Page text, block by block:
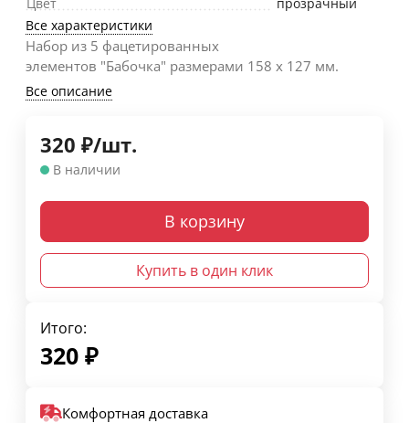
Цвет
прозрачный
Все характеристики
Набор из 5 фацетированных
элементов "Бабочка" размерами 158 х 127 мм.
Все описание
320 ₽/шт.
В наличии
В корзину
Купить в один клик
Итого:
320 ₽
Комфортная доставка